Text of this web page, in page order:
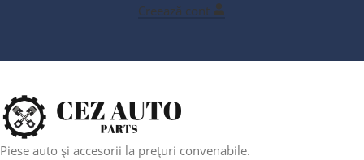
Creează cont
Piese auto și accesorii la prețuri convenabile.